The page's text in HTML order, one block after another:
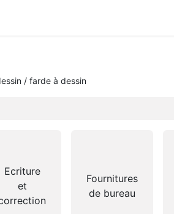
/ farde à dessin
Ecriture
et
Fournitures
de bureau